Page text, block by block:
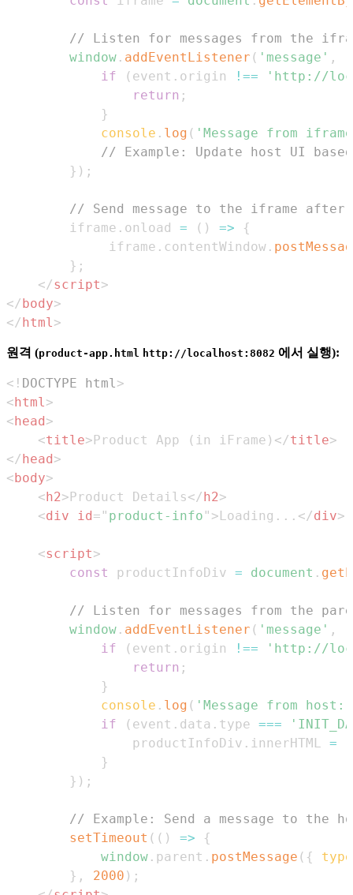
// Listen for messages from the
window . addEventListener ( 'message' ,
if
( event . origin !==
'http://
return ;
}
console . log ( 'Message from
// Example: Update host UI
} ) ;
// Send message to the iframe
        iframe
. onload = ( ) =>
{
             iframe
. contentWindow .
} ;
</script>
</body>
</html >
원격 (product-app.html http://localhost:8082 에서 실행):
<! DOCTYPE html >
<html >
<head>
<title>Product App (in iFrame) </title>
</head>
<body>
<h2>Product Details</h2>
<div id= " product-info " >Loading... </div>
<script>
const
productInfoDiv = document .
// Listen for messages from the
window . addEventListener ( 'message' ,
if
( event . origin !==
'http://
return ;
}
console . log ( 'Message from host:'
if
( event . data . type ===
                productInfoDiv
. innerHTML =
}
} ) ;
// Example: Send a message to the
setTimeout ( ( ) =>
{
window . parent . postMessage ( {
type
} , 2000 ) ;